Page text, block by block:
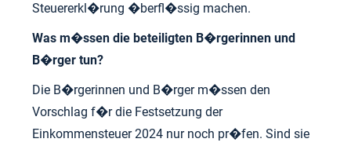
Steuererkl�rung �berfl�ssig machen.
Was m�ssen die beteiligten B�rgerinnen und
B�rger tun?
Die B�rgerinnen und B�rger m�ssen den
Vorschlag f�r die Festsetzung der
Einkommensteuer 2024 nur noch pr�fen. Sind sie